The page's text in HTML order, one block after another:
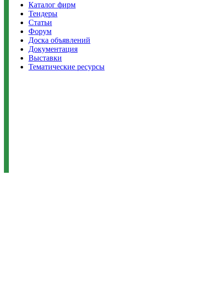
Каталог фирм
Тендеры
Статьи
Форум
Доска объявлений
Документация
Выставки
Тематические ресурсы